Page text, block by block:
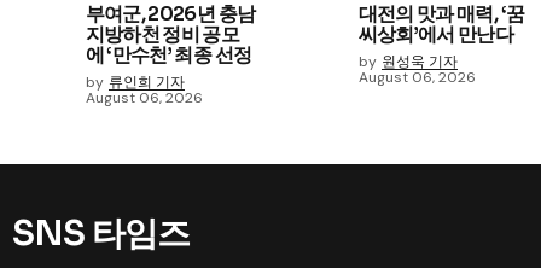
부여군, 2026년 충남
지방하천 정비 공모
에 ‘만수천’ 최종 선정
by 류인희 기자
August 06, 2026
대전의 맛과 매력, ‘꿈
씨상회’에서 만난다
by 원성욱 기자
August 06, 2026
SNS 타임즈